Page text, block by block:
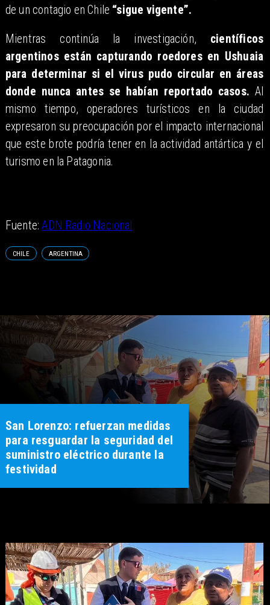
de un contagio en Chile “sigue vigente”.
Mientras continúa la investigación, científicos
argentinos están capturando roedores en Ushuaia
para determinar si el virus pudo circular en áreas
donde nunca antes se habían reportado casos. Al
mismo tiempo, operadores turísticos en la ciudad
expresaron su preocupación por el impacto internacional
que este brote podría tener en la actividad antártica y el
turismo en la Patagonia.
Fuente:ADN Radio Nacional
CHILE ARGENTINA
San Lorenzo: refuerzan medidas
para resguardar la seguridad del
suministro eléctrico durante la
festividad